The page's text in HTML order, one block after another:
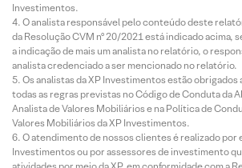
Investimentos.
O analista responsável pelo conteúdo deste
da Resolução CVM nº 20/2021 está indicado acima,
a indicação de mais um analista no relatório, o
analista credenciado a ser mencionado no relatório.
Os analistas da XP Investimentos estão
todas as regras previstas no Código de Conduta da
Analista de Valores Mobiliários e na Política de
Valores Mobiliários da XP Investimentos.
O atendimento de nossos clientes é realizado por
Investimentos ou por assessores de investimento